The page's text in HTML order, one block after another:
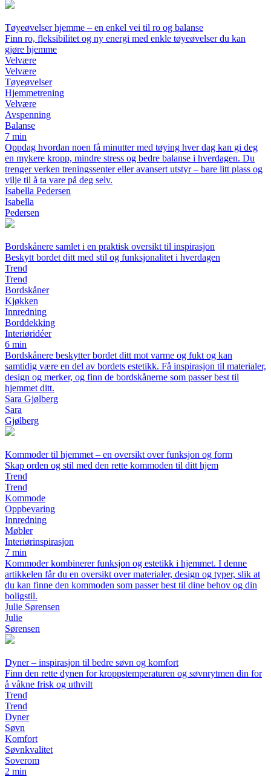
Tøyeøvelser hjemme – en enkel vei til ro og balanse
Finn ro, fleksibilitet og ny energi med enkle tøyeøvelser du kan
gjøre hjemme
Velvære
Velvære
Tøyeøvelser
Hjemmetrening
Velvære
Avspenning
Balanse
7 min
Oppdag hvordan noen få minutter med tøying hver dag kan gi deg
en mykere kropp, mindre stress og bedre balanse i hverdagen. Du
trenger verken treningssenter eller avansert utstyr – bare litt plass og
vilje til å ta vare på deg selv.
Isabella Pedersen
Isabella
Pedersen
Bordskånere samlet i en praktisk oversikt til inspirasjon
Beskytt bordet ditt med stil og funksjonalitet i hverdagen
Trend
Trend
Bordskåner
Kjøkken
Innredning
Borddekking
Interiøridéer
6 min
Bordskånere beskytter bordet ditt mot varme og fukt og kan
samtidig være en del av bordets estetikk. Få inspirasjon til materialer,
design og merker, og finn de bordskånerne som passer best til
hjemmet ditt.
Sara Gjølberg
Sara
Gjølberg
Kommoder til hjemmet – en oversikt over funksjon og form
Skap orden og stil med den rette kommoden til ditt hjem
Trend
Trend
Kommode
Oppbevaring
Innredning
Møbler
Interiørinspirasjon
7 min
Kommoder kombinerer funksjon og estetikk i hjemmet. I denne
artikkelen får du en oversikt over materialer, design og typer, slik at
du kan finne den kommoden som passer best til dine behov og din
boligstil.
Julie Sørensen
Julie
Sørensen
Dyner – inspirasjon til bedre søvn og komfort
Finn den rette dynen for kroppstemperaturen og søvnrytmen din for
å våkne frisk og uthvilt
Trend
Trend
Dyner
Søvn
Komfort
Søvnkvalitet
Soverom
2 min